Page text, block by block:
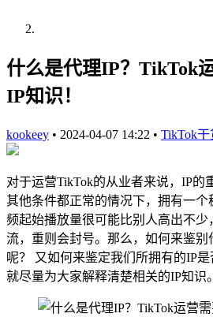
什么是代理IP？TikTok
IP知识！
kookeey • 2024-04-07 14:22 • TikTok干
对于运营TikTok的从业者来说，IP的
其他条件都正常的情况下，拥有一
频起始播放量很可能比别人高出不少
流，重则会封号。那么，如何来鉴别
呢？ 又如何来鉴定我们所拥有的IP是
就尽量为大家解释清楚相关的IP知识。